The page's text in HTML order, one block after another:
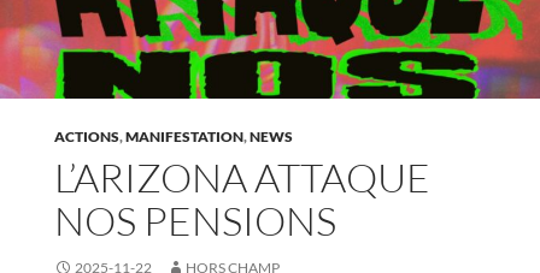
ACTIONS,MANIFESTATION,NEWS
L’ARIZONA ATTAQUE
NOS PENSIONS
2025-11-22 HORS CHAMP